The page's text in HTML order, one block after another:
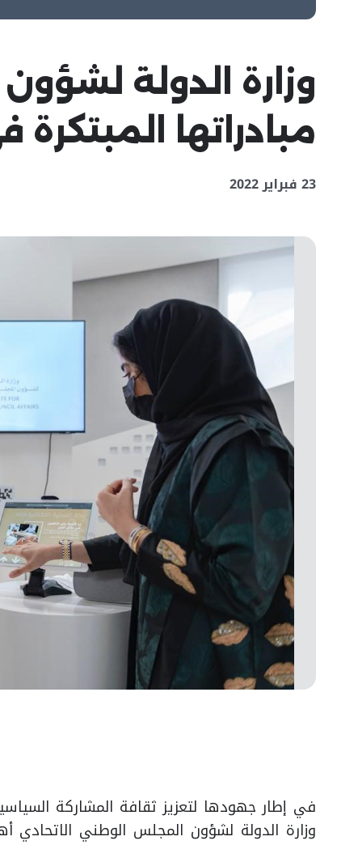
وزارة الدولة
مبادراتها المبتكرة في
23 فبراير 2022
في إطار جهودها لتعزيز ثقافة المشاركة
وزارة الدولة لشؤون المجلس الوطني الاتحادي